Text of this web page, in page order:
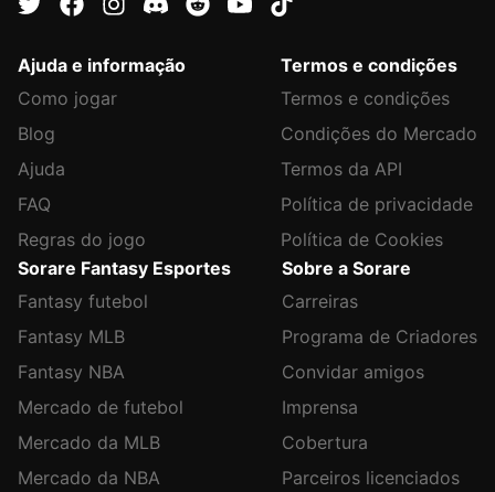
Ajuda e informação
Como jogar
Blog
Ajuda
FAQ
Regras do jogo
Termos e condições
Termos e condições
Condições do Mercado
Termos da API
Política de privacidade
Política de Cookies
Sorare Fantasy Esportes
Fantasy futebol
Fantasy MLB
Fantasy NBA
Mercado de futebol
Mercado da MLB
Mercado da NBA
Sobre a Sorare
Carreiras
Programa de Criadores
Convidar amigos
Imprensa
Cobertura
Parceiros licenciados